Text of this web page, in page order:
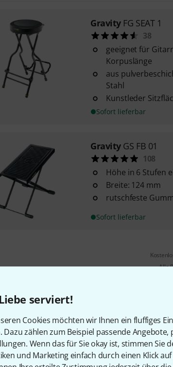
serviert!
Cookies möchten wir Ihnen ein fluffiges
Dazu zählen zum Beispiel passende
Wenn das für Sie okay ist, stimmen Sie
und Marketing einfach durch einen Klick auf
Gravity FG SEAT 1
38
geeignet für
Korpuslänge
aus
Stahl
Kunstleder
Sofort lieferbar
Gravity GS FB 01
108
Höhe in 6 Stufen
Breite: 124 mm
rutschfeste
Sofort lieferbar
Alle
Gefällt Ihnen, was Sie
Teilen Hilfe &